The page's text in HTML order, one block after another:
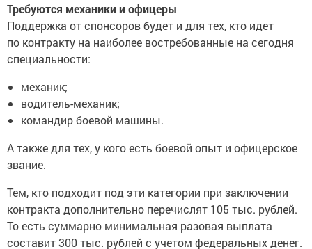
Требуются механики и офицеры
Поддержка от спонсоров будет и для тех, кто идет
по контракту на наиболее востребованные на сегодня
специальности:
механик;
водитель-механик;
командир боевой машины.
А также для тех, у кого есть боевой опыт и офицерское
звание.
Тем, кто подходит под эти категории при заключении
контракта дополнительно перечислят 105 тыс. рублей.
То есть суммарно минимальная разовая выплата
составит 300 тыс. рублей с учетом федеральных денег.